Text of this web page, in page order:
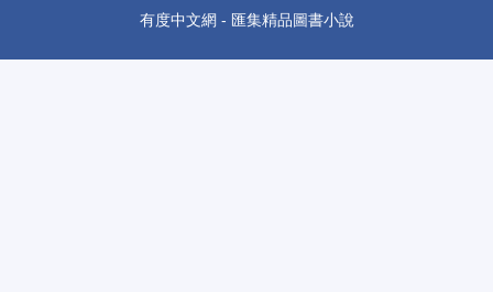
有度中文網 - 匯集精品圖書小說